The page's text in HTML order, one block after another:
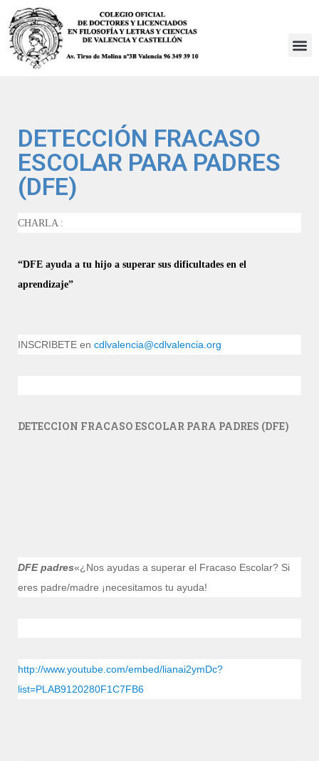
Saltar
al
DETECCIÓN FRACASO
ESCOLAR PARA PADRES
(DFE)
CHARLA :
“DFE ayuda a tu hijo a superar sus dificultades en el
aprendizaje”
INSCRIBETE en cdlvalencia@cdlvalencia.org
DETECCION FRACASO ESCOLAR PARA PADRES (DFE)
DFE padres«¿Nos ayudas a superar el Fracaso Escolar? Si
eres padre/madre ¡necesitamos tu ayuda!
http://www.youtube.com/embed/lianai2ymDc?
list=PLAB9120280F1C7FB6